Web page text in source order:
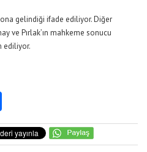
gelindiği ifade ediliyor. Diğer
ve Pırlak’ın mahkeme sonucu
ediliyor.